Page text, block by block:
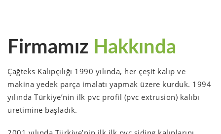
Firmamız Hakkında
Çağteks Kalıpçılığı 1990 yılında, her çeşit kalıp ve
makina yedek parça imalatı yapmak üzere kurduk. 1994
yılında Türkiye’nin ilk pvc profil (pvc extrusion) kalıbı
üretimine başladık.